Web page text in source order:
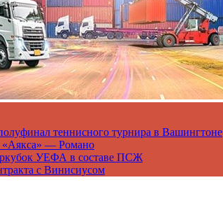
теннисного турнира в Вашингтоне
«Аякса» — Романо
УЕФА в составе ПСЖ
с Винисиусом